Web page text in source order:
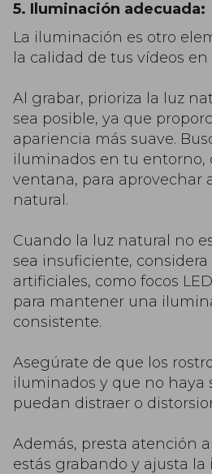
5. Iluminación adecuada:
La iluminación es otro
la calidad de tus vídeos en
Al grabar, prioriza la luz
sea posible, ya que
apariencia más suave.
iluminados en tu entorno,
ventana, para aprovechar
natural.
Cuando la luz natural no
sea insuficiente, considera
artificiales, como focos
para mantener una
consistente.
Asegúrate de que los
iluminados y que no haya
puedan distraer o
Además, presta atención
estás grabando y ajusta